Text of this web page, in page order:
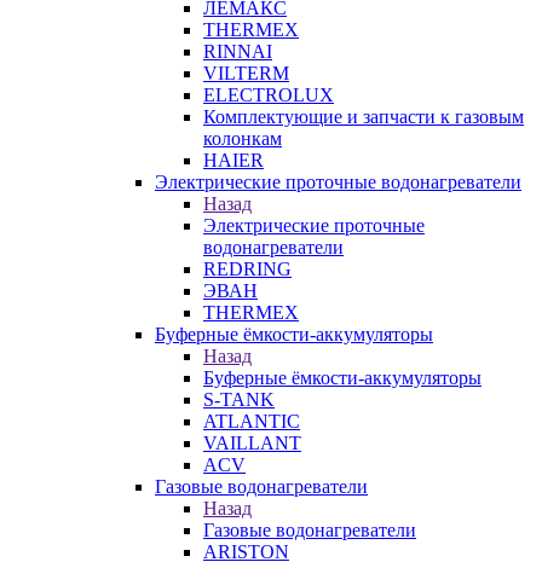
ЛЕМАКС
THERMEX
RINNAI
VILTERM
ELECTROLUX
Комплектующие и запчасти к газовым
колонкам
HAIER
Электрические проточные водонагреватели
Назад
Электрические проточные
водонагреватели
REDRING
ЭВАН
THERMEX
Буферные ёмкости-аккумуляторы
Назад
Буферные ёмкости-аккумуляторы
S-TANK
ATLANTIC
VAILLANT
ACV
Газовые водонагреватели
Назад
Газовые водонагреватели
ARISTON